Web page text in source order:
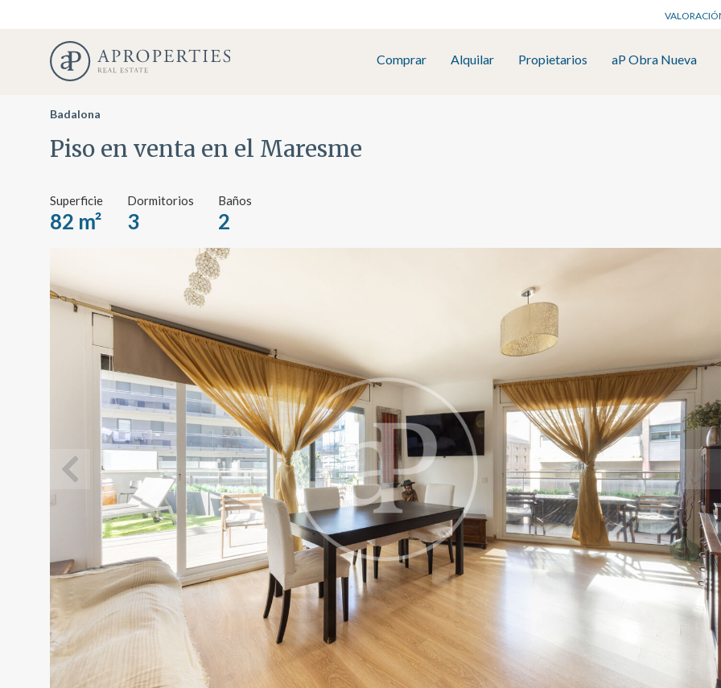
Comprar Alquilar Propietarios aP Obra Nueva
Badalona
Piso en venta en el Maresme
Superficie
82 m²
Dormitorios
3
Baños
2
Modificar cookies
Técnicas y funcionales
Este sitio web utiliza Cookies propias para recopilar información con la finalidad
mejorar nuestros servicios. Si continua navegando, supone la aceptación de la
instalación de las mismas. El usuario tiene la posibilidad de configurar su
pudiendo, si así lo desea, impedir que sean instaladas en su disco duro,